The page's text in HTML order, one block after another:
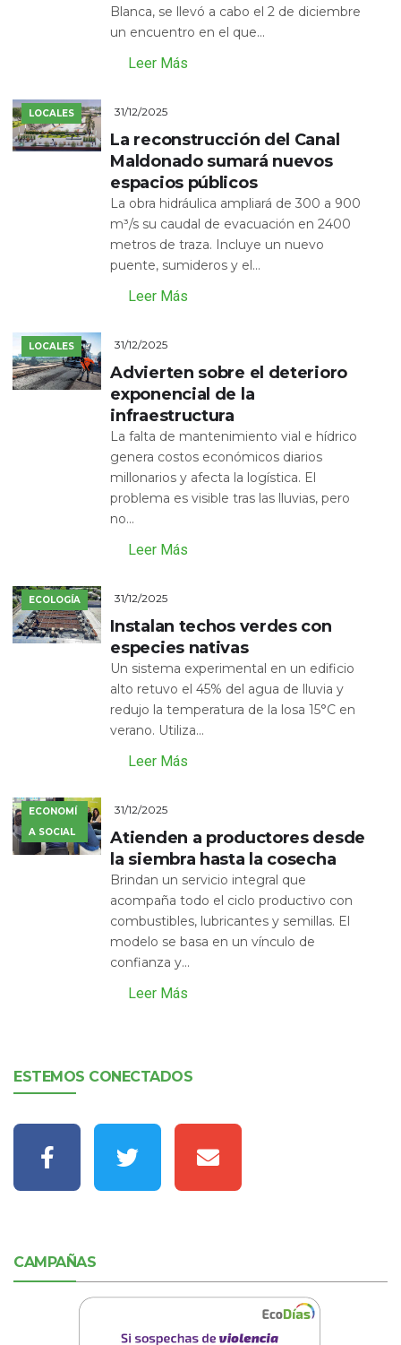
Blanca, se llevó a cabo el 2 de diciembre
un encuentro en el que...
Leer Más
LOCALES 31/12/2025
La reconstrucción del Canal
Maldonado sumará nuevos
espacios públicos
La obra hidráulica ampliará de 300 a 900
m³/s su caudal de evacuación en 2400
metros de traza. Incluye un nuevo
puente, sumideros y el...
Leer Más
LOCALES 31/12/2025
Advierten sobre el deterioro
exponencial de la
infraestructura
La falta de mantenimiento vial e hídrico
genera costos económicos diarios
millonarios y afecta la logística. El
problema es visible tras las lluvias, pero
no...
Leer Más
ECOLOGÍA 31/12/2025
Instalan techos verdes con
especies nativas
Un sistema experimental en un edificio
alto retuvo el 45% del agua de lluvia y
redujo la temperatura de la losa 15°C en
verano. Utiliza...
Leer Más
ECONOMÍ
A SOCIAL
31/12/2025
Atienden a productores desde
la siembra hasta la cosecha
Brindan un servicio integral que
acompaña todo el ciclo productivo con
combustibles, lubricantes y semillas. El
modelo se basa en un vínculo de
confianza y...
Leer Más
ESTEMOS CONECTADOS
CAMPAÑAS